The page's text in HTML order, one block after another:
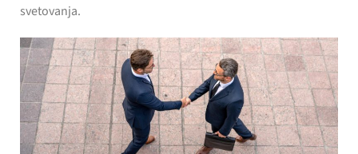
svetovanja.